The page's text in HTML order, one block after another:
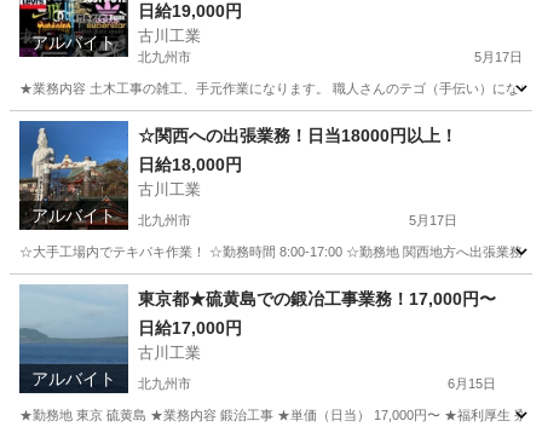
アルバイト
日給19,000円
古川工業
北九州市 5月17日
★業務内容 土木工事の雑工、手元作業になります。 職人さんのテゴ（手伝い）にな
福岡 北九州市 軽作業 無料
アルバイト
☆関西への出張業務！日当18000円以上！
日給18,000円
古川工業
北九州市 5月17日
☆大手工場内でテキパキ作業！ ☆勤務時間 8:00-17:00 ☆勤務地 関西地方へ出張業務
福岡 北九州市 工場 業務
アルバイト
東京都★硫黄島での鍛冶工事業務！17,000円〜
日給17,000円
古川工業
北九州市 6月15日
★勤務地 東京 硫黄島 ★業務内容 鍛治工事 ★単価（日当） 17,000円〜 ★福利厚生 寮